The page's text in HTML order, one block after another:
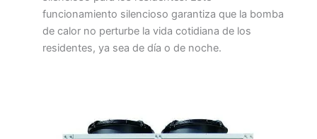
funcionamiento silencioso garantiza que la bomba
de calor no perturbe la vida cotidiana de los
residentes, ya sea de día o de noche.